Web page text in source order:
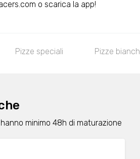
o scarica la app!
Pizze speciali Pizze
minimo 48h di maturazione